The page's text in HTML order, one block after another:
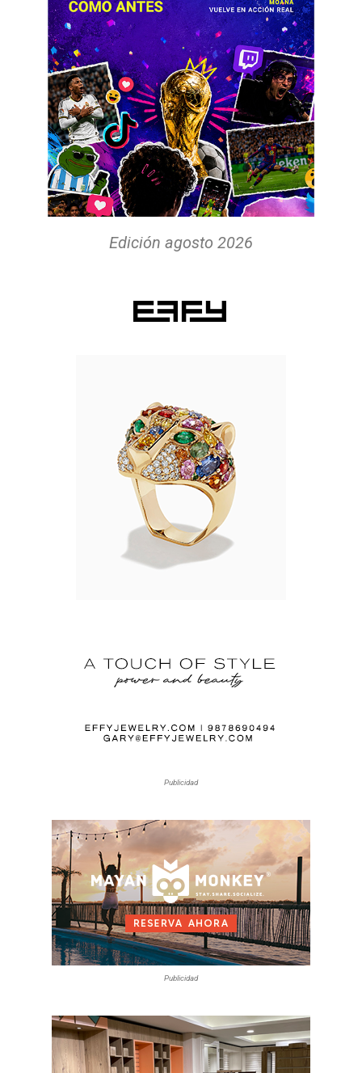
Edición agosto 2026
Publicidad
Publicidad